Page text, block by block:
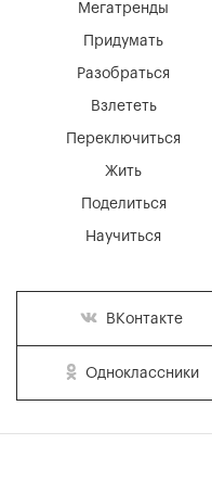
Мегатренды
Придумать
Разобраться
Взлететь
Переключиться
Жить
Поделиться
Научиться
ВКонтакте
Одноклассники